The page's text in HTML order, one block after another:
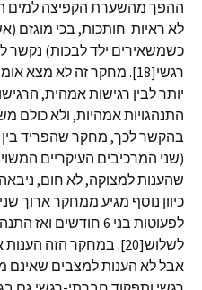
ההפך מהשערת הקפיצה למים
לא ראיות חותכות, בכי מוגזם
כשמשאירים ילד לבכות) נקשר
רגשי[18]. מחקר זה לא מצא
יותר לבין רגישות אמהית,
התנהגויות אמהיות, ולא כולם
בהקשר לכך, מחקר שהפריד בין
(שני המרכיבים העיקריים
כיוון נוסף מגיע ממחקר ארוך
לפעוטות בני 6 חודשים
אבל לא הענות למצבים שאינם